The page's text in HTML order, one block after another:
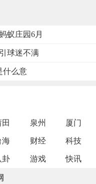
蚁庄园6月
球迷不满
什么意
泉州 厦门
海 财经 科技
卦 游戏 快讯